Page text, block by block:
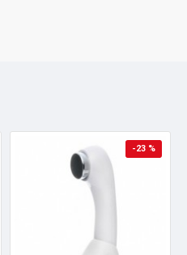
-23 %